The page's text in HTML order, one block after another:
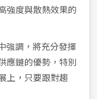
強度與散熱效果的
強調，將充分發揮
應鏈的優勢，特別
上，只要跟對趨